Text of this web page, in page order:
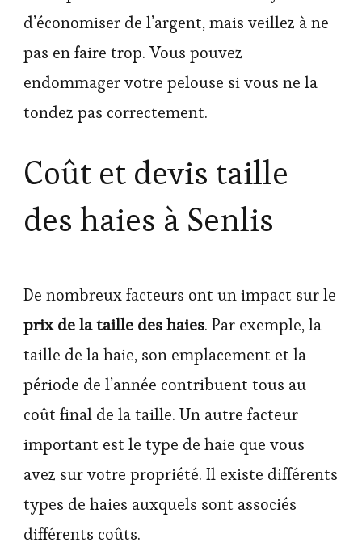
d’économiser de l’argent, mais veillez à ne
pas en faire trop. Vous pouvez
endommager votre pelouse si vous ne la
tondez pas correctement.
Coût et devis taille
des haies à Senlis
De nombreux facteurs ont un impact sur le
prix de la taille des haies. Par exemple, la
taille de la haie, son emplacement et la
période de l’année contribuent tous au
coût final de la taille. Un autre facteur
important est le type de haie que vous
avez sur votre propriété. Il existe différents
types de haies auxquels sont associés
différents coûts.